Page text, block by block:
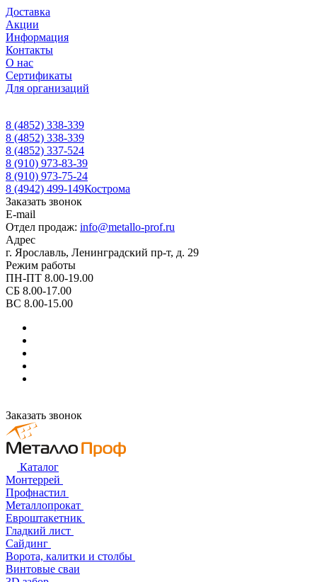
Доставка
Акции
Информация
Контакты
О нас
Сертификаты
Для организаций
8 (4852) 338-339
8 (4852) 338-339
8 (4852) 337-524
8 (910) 973-83-39
8 (910) 973-75-24
8 (4942) 499-149Кострома
Заказать звонок
E-mail
Отдел продаж: info@metallo-prof.ru
Адрес
г. Ярославль, Ленинградский пр-т, д. 29
Режим работы
ПН-ПТ 8.00-19.00
СБ 8.00-17.00
ВС 8.00-15.00
Заказать звонок
Каталог
Монтеррей
Профнастил
Металлопрокат
Евроштакетник
Гладкий лист
Сайдинг
Ворота, калитки и столбы
Винтовые сваи